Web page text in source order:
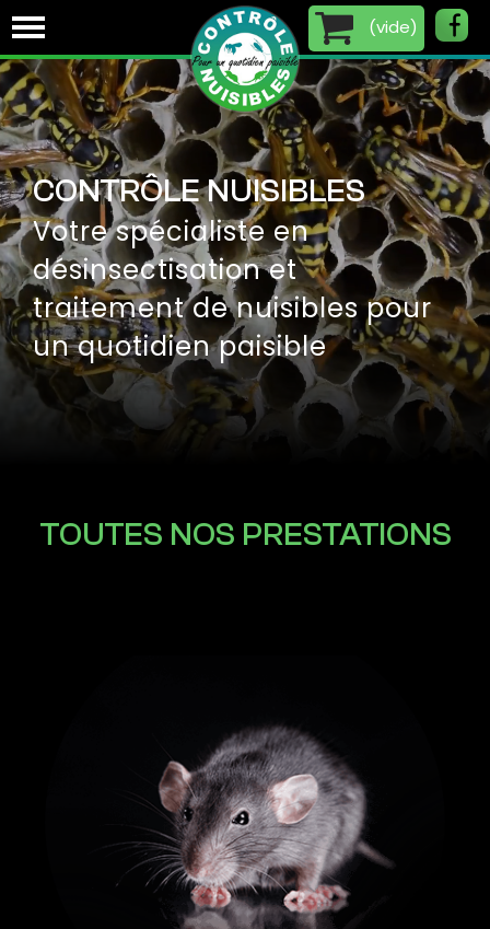
(vide)
CONTRÔLE NUISIBLES
Votre spécialiste en
désinsectisation et
traitement de nuisibles pour
un quotidien paisible
TOUTES NOS PRESTATIONS